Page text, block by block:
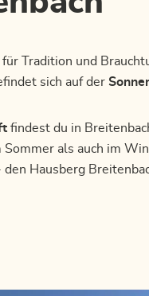
Tradition und
sich auf der
findest du in
als auch im
den Hausberg